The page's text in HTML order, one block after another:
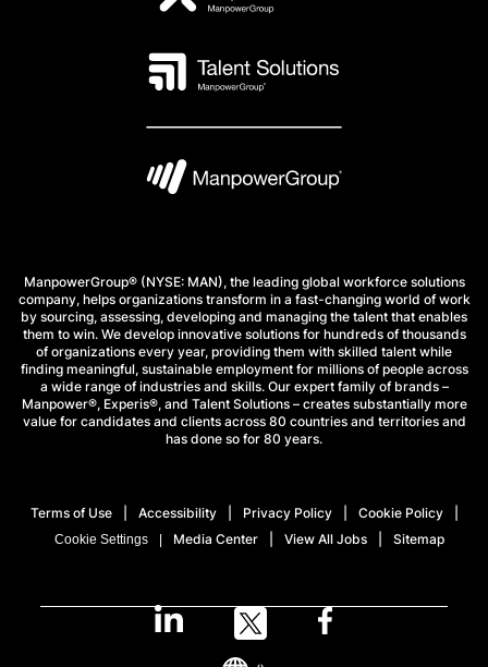
ManpowerGroup® (NYSE: MAN), the leading global workforce solutions
company, helps organizations transform in a fast-changing world of work
by sourcing, assessing, developing and managing the talent that enables
them to win. We develop innovative solutions for hundreds of thousands
of organizations every year, providing them with skilled talent while
finding meaningful, sustainable employment for millions of people across
a wide range of industries and skills. Our expert family of brands –
Manpower®, Experis®, and Talent Solutions – creates substantially more
value for candidates and clients across 80 countries and territories and
has done so for 80 years.
Terms of Use Accessibility Privacy Policy Cookie Policy
Cookie Settings Media Center View All Jobs Sitemap